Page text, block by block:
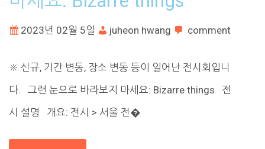
2023년 02월 5일 juheon hwang comment
※ 신규, 기간 변동, 장소 변동 등이 일어난 전시회입니
다. 그런 눈으로 바라보지 마세요: Bizarre things 전
시 설명 개요: 전시 > 서울 전�